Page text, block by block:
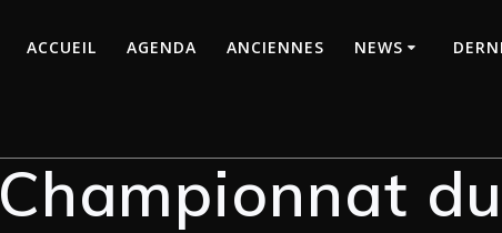
ACCUEIL AGENDA ANCIENNES NEWS
Championnat